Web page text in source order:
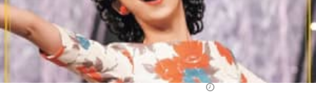
グルメ 地域
住まい 教育・育児
リサーチ